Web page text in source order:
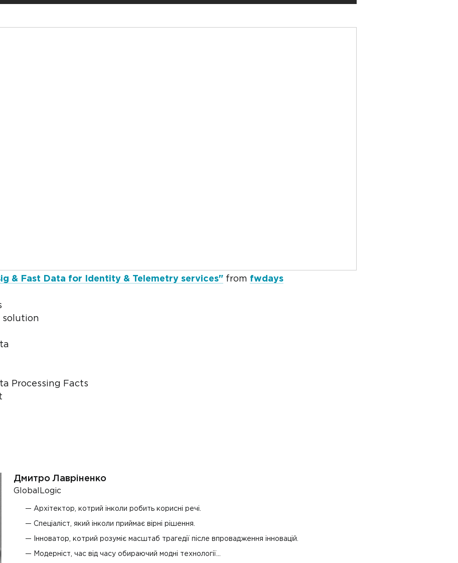
& Fast Data for Identity & Telemetry services" from fwdays
solution
Processing Facts
Дмитро Лавріненко
GlobalLogic
Архітектор, котрий інколи робить корисні речі.
Спеціаліст, який інколи приймає вірні рішення.
Інноватор, котрий розуміє масштаб трагедії післе впровадження інновацій.
Модерніст, час від часу обираючий модні технології…